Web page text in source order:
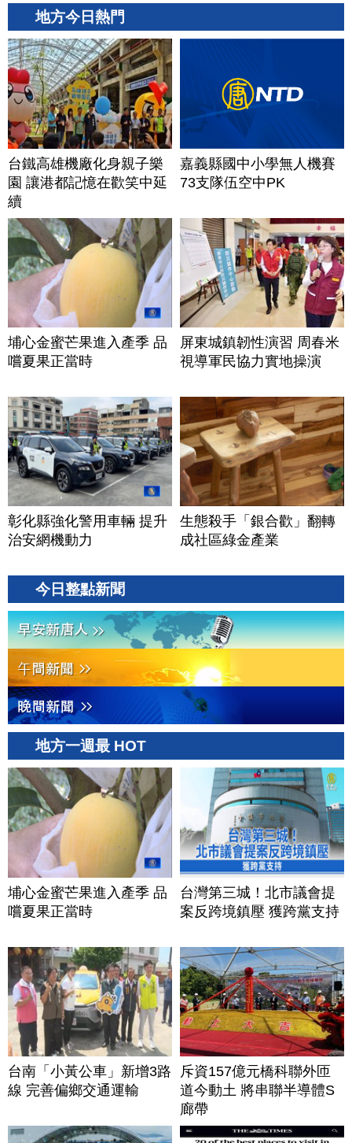
地方今日熱門
台鐵高雄機廠化身親子樂
園 讓港都記憶在歡笑中延
續
嘉義縣國中小學無人機賽
73支隊伍空中PK
埔心金蜜芒果進入產季 品
嚐夏果正當時
屏東城鎮韌性演習 周春米
視導軍民協力實地操演
彰化縣強化警用車輛 提升
治安網機動力
生態殺手「銀合歡」翻轉
成社區綠金產業
今日整點新聞
地方一週最 HOT
埔心金蜜芒果進入產季 品
嚐夏果正當時
台灣第三城！北市議會提
案反跨境鎮壓 獲跨黨支持
台南「小黃公車」新增3路
線 完善偏鄉交通運輸
斥資157億元橋科聯外匝
道今動土 將串聯半導體S
廊帶